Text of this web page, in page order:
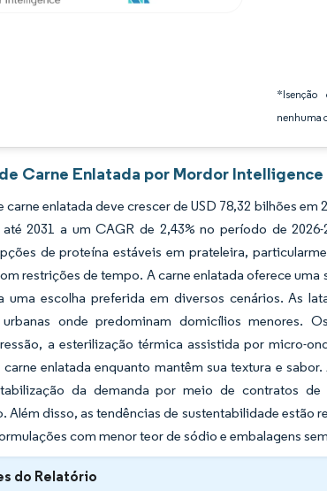
*Isenção
nenhuma
Carne Enlatada por Mordor Intelligence
enlatada deve crescer de USD 78,32 bilhões em
2031 a um CAGR de 2,43% no período de
de proteína estáveis em prateleira,
restrições de tempo. A carne enlatada oferece
uma escolha preferida em diversos cenários. As
urbanas onde predominam domicílios menores.
a esterilização térmica assistida por micro-
enlatada enquanto mantêm sua textura e
da demanda por meio de contratos
Além disso, as tendências de sustentabilidade estão
com menor teor de sódio e embalagens
do Relatório